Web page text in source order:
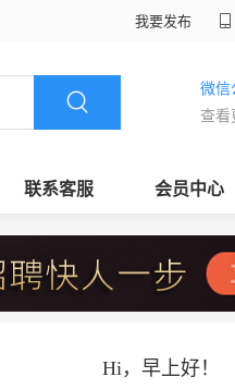
我要发布
微信
查看
联系客服 会员中心
Hi， 早上好！